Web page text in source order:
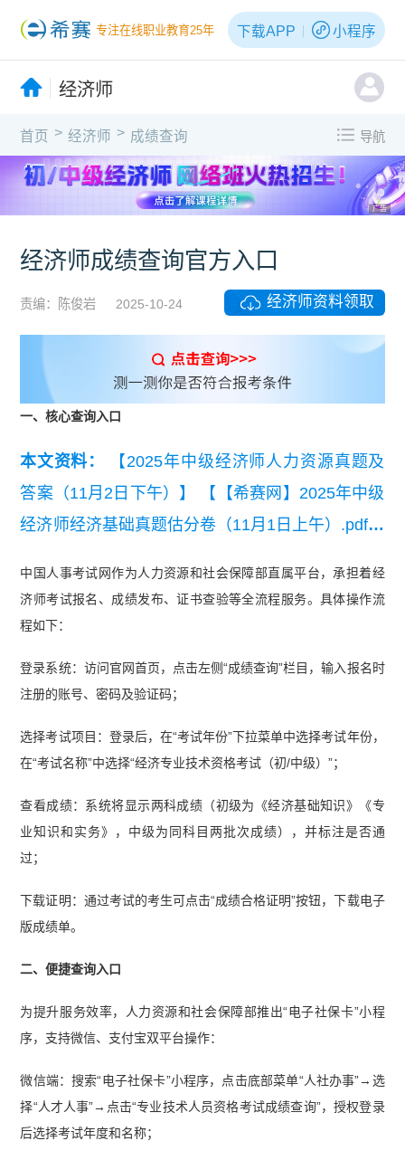
专注在线职业教育25年 下载APP 小程序
经济师
首页 > 经济师 > 成绩查询 导航
广告
经济师成绩查询官方入口
责编：陈俊岩 2025-10-24 经济师资料领取
一、核心查询入口
本文资料：
【2025年中级经济师人力资源真题及
答案（11月2日下午）】
【【希赛网】2025年中级
经济师经济基础真题估分卷（11月1日上午）.pdf】
7）上午【完整版】.pdf】
【2024年中级经济师工
商管理真题估分卷（11.17）上午【完整版】.pdf】
卷（11.17）下午.pdf】
中国人事考试网作为人力资源和社会保障部直属平台，承担着经
济师考试报名、成绩发布、证书查验等全流程服务。具体操作流
程如下：
登录系统：访问官网首页，点击左侧“成绩查询”栏目，输入报名时
注册的账号、密码及验证码；
选择考试项目：登录后，在“考试年份”下拉菜单中选择考试年份，
在“考试名称”中选择“经济专业技术资格考试（初/中级）”；
查看成绩：系统将显示两科成绩（初级为《经济基础知识》《专
业知识和实务》，中级为同科目两批次成绩），并标注是否通
过；
下载证明：通过考试的考生可点击“成绩合格证明”按钮，下载电子
版成绩单。
二、便捷查询入口
为提升服务效率，人力资源和社会保障部推出“电子社保卡”小程
序，支持微信、支付宝双平台操作：
微信端：搜索“电子社保卡”小程序，点击底部菜单“人社办事”→选
择“人才人事”→点击“专业技术人员资格考试成绩查询”，授权登录
后选择考试年度和名称；